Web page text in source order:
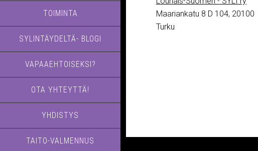
TOIMINTA
SYLINTÄYDELTÄ- BLOGI
VAPAAEHTOISEKSI?
OTA YHTEYTTÄ!
YHDISTYS
TAITO-VALMENNUS
Maariankatu 8 D 104, 20100
Turku